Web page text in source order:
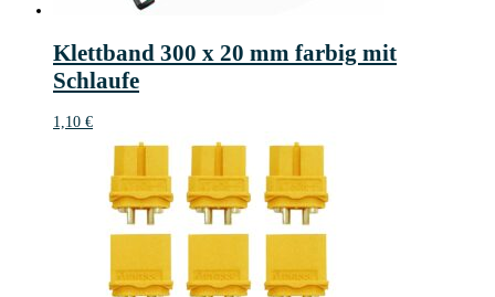
Klettband 300 x 20 mm farbig mit
Schlaufe
1,10 €